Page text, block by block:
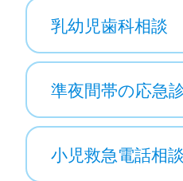
乳幼児歯科相談
準夜間帯の応急
小児救急電話相談